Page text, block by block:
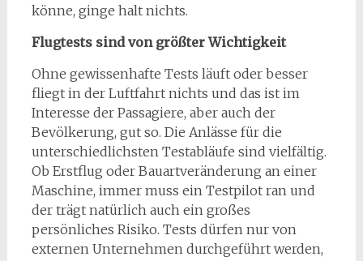
könne, ginge halt nichts.
Flugtests sind von größter Wichtigkeit
Ohne gewissenhafte Tests läuft oder besser
fliegt in der Luftfahrt nichts und das ist im
Interesse der Passagiere, aber auch der
Bevölkerung, gut so. Die Anlässe für die
unterschiedlichsten Testabläufe sind vielfältig.
Ob Erstflug oder Bauartveränderung an einer
Maschine, immer muss ein Testpilot ran und
der trägt natürlich auch ein großes
persönliches Risiko. Tests dürfen nur von
externen Unternehmen durchgeführt werden,